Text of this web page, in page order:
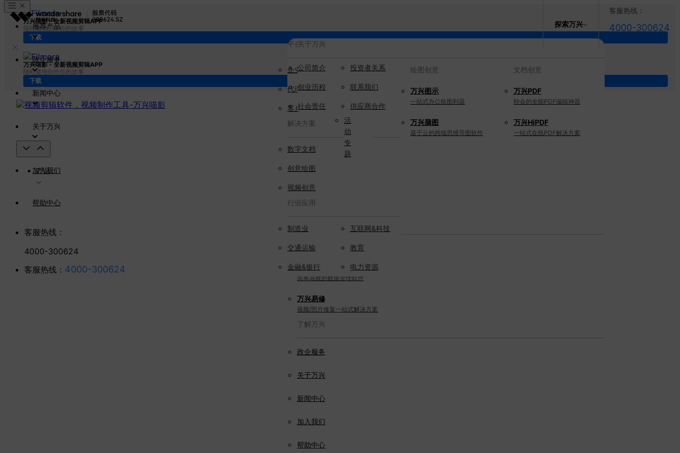
万兴喵影 - 全新视频剪辑APP
随时随地创作你的故事
下载
万兴喵影 - 全新视频剪辑APP
随时随地创作你的故事
下载
探索万兴
客服热线：
4000-300624
推荐产品
AIGC数字创意
视频创意
万兴剧厂
AI驱动的一站式精品影视内容创作平
台
AI赋能，你也是剪辑大师
万兴天幕
一句话生成视频/图片/音乐
让照片动起来
绘图创意
万兴图示
一站式办公绘图利器
万兴脑图
基于云的跨端思维导图软件
文档创意
万兴PDF
秒会的全能PDF编辑神器
万兴HiPDF
一站式在线PDF解决方案
实用工具
万兴恢复专家
简单高效的数据管理软件
万兴易修
视频/照片修复一站式解决方案
了解万兴
政企服务
关于万兴
新闻中心
加入我们
帮助中心
政企服务
平台服务
企业用户
代理商
客户案例
解决方案
数字文档
创意绘图
视频创意
行业应用
制造业
交通运输
金融&银行
互联网&科技
教育
电力资源
新闻中心
新
动
活
动
专
题
关于万兴
关于万兴
公司简介
创业历程
社会责任
投资者关系
联系我们
供应商合作
加入我们
帮助中心
客服热线：
4000-300624
客服热线： 4000-300624
产品